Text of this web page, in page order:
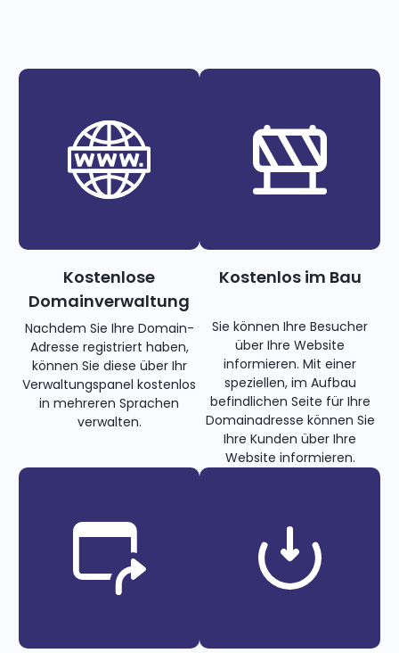
Kostenlose
Domainverwaltung
Nachdem Sie Ihre Domain-
Adresse registriert haben,
können Sie diese über Ihr
Verwaltungspanel kostenlos
in mehreren Sprachen
verwalten.
Kostenlos im Bau
Sie können Ihre Besucher
über Ihre Website
informieren. Mit einer
speziellen, im Aufbau
befindlichen Seite für Ihre
Domainadresse können Sie
Ihre Kunden über Ihre
Website informieren.